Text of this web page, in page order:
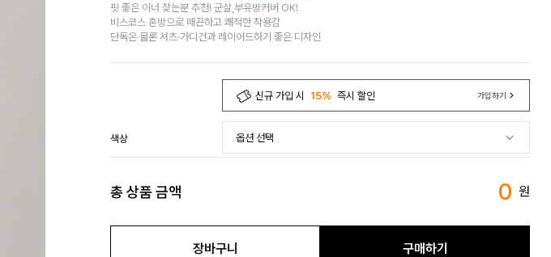
핏 좋은 이너 찾는분 추천! 군살,부유방커버 OK!
비스코스 혼방으로 매끈하고 쾌적한 착용감
단독은 물론 셔츠·가디건과 레이어드하기 좋은 디자인
신규 가입 시 15% 즉시 할인 가입하기
색상
총 상품 금액 0 원
장바구니 구매하기